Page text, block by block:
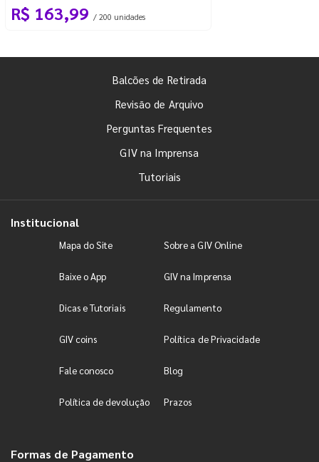
R$ 163,99 / 200 unidades
Balcões de Retirada
Revisão de Arquivo
Perguntas Frequentes
GIV na Imprensa
Tutoriais
Institucional
Mapa do Site Sobre a GIV Online
Baixe o App GIV na Imprensa
Dicas e Tutoriais Regulamento
GIV coins Política de Privacidade
Fale conosco Blog
Política de devolução Prazos
Formas de Pagamento